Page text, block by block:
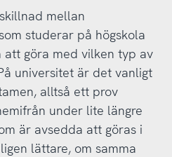
mellan
studerar på högskola
göra med vilken typ av
universitet är det vanligt
alltså ett prov
under lite längre
är avsedda att göras i
lättare, om samma